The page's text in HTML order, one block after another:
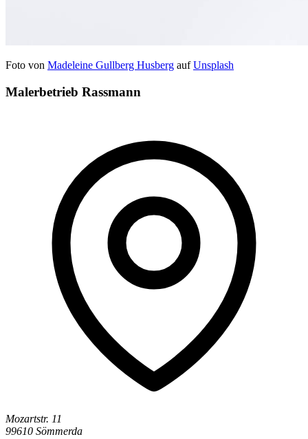
Foto von Madeleine Gullberg Husberg aufUnsplash
Malerbetrieb Rassmann
Mozartstr. 11
99610 Sömmerda